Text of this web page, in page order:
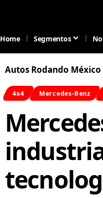
Home Segmentos
Autos Rodando México
4x4 Mercedes-Benz